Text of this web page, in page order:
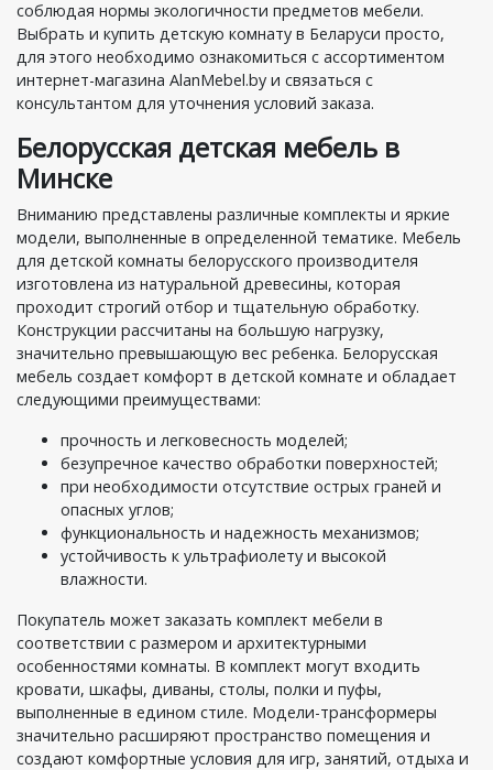
соблюдая нормы экологичности предметов мебели.
Выбрать и купить детскую комнату в Беларуси просто,
для этого необходимо ознакомиться с ассортиментом
интернет-магазина AlanMebel.by и связаться с
консультантом для уточнения условий заказа.
Белорусская детская мебель в
Минске
Вниманию представлены различные комплекты и яркие
модели, выполненные в определенной тематике. Мебель
для детской комнаты белорусского производителя
изготовлена из натуральной древесины, которая
проходит строгий отбор и тщательную обработку.
Конструкции рассчитаны на большую нагрузку,
значительно превышающую вес ребенка. Белорусская
мебель создает комфорт в детской комнате и обладает
следующими преимуществами:
прочность и легковесность моделей;
безупречное качество обработки поверхностей;
при необходимости отсутствие острых граней и
опасных углов;
функциональность и надежность механизмов;
устойчивость к ультрафиолету и высокой
влажности.
Покупатель может заказать комплект мебели в
соответствии с размером и архитектурными
особенностями комнаты. В комплект могут входить
кровати, шкафы, диваны, столы, полки и пуфы,
выполненные в едином стиле. Модели-трансформеры
значительно расширяют пространство помещения и
создают комфортные условия для игр, занятий, отдыха и